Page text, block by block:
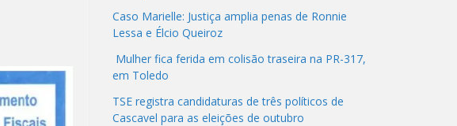
Caso Marielle: Justiça amplia penas de Ronnie
Lessa e Élcio Queiroz
Mulher fica ferida em colisão traseira na PR-317,
em Toledo
TSE registra candidaturas de três políticos de
Cascavel para as eleições de outubro